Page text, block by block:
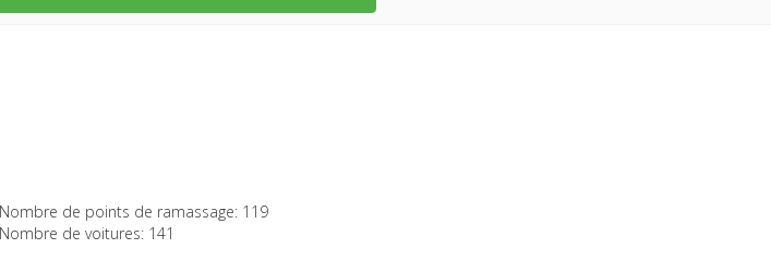
Nombre de points de ramassage: 119
Nombre de voitures: 141